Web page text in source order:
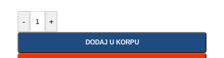
- +
DODAJ U KORPU